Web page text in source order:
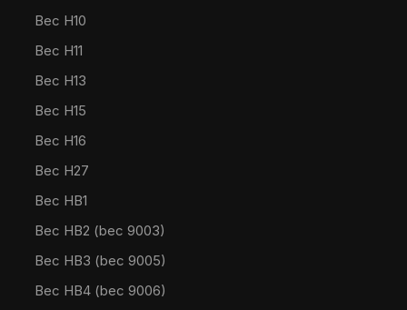
Bec H10
Bec H11
Bec H13
Bec H15
Bec H16
Bec H27
Bec HB1
Bec HB2 (bec 9003)
Bec HB3 (bec 9005)
Bec HB4 (bec 9006)